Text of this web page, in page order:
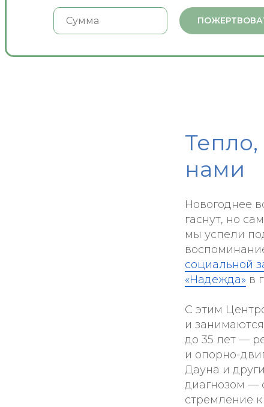
Тепло,
нами
Новогоднее
гаснут, но
мы успели
социальной
«Надежда» в
С этим
и
до 35 лет —
и опорно-
Дауна и
диагнозом —
стремление